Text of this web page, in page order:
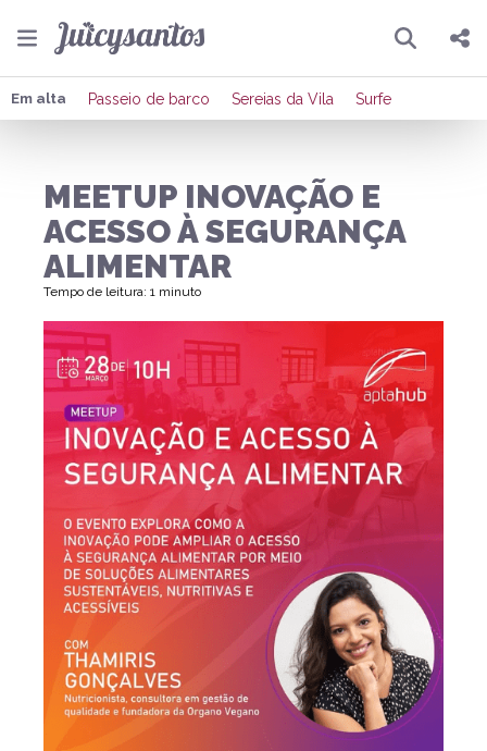
Pesquisar
Compartilhar
Enviar por Whatsapp
Publicar no Facebook
Em alta Passeio de barco Sereias da Vila Surfe
MEETUP INOVAÇÃO E
ACESSO À SEGURANÇA
ALIMENTAR
Tempo de leitura: 1 minuto